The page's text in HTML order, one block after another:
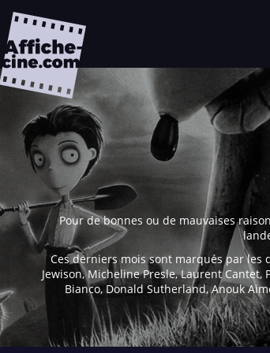
Pour de bonnes ou de mauvaises
Ces derniers mois sont marqués par les
Jewison, Micheline Presle, Laurent
Bianco, Donald Sutherland, Anouk